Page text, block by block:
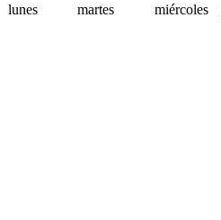
lunes
martes
miércoles